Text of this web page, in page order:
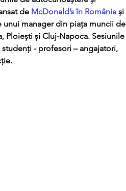
de McDonald’s în România și
unui manager din piața muncii de
Ploiești și Cluj-Napoca. Sesiunile
- profesori – angajatori,